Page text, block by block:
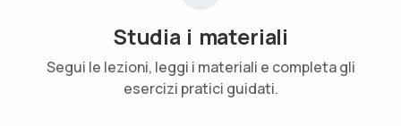
Studia i materiali
Segui le lezioni, leggi i materiali e completa gli
esercizi pratici guidati.